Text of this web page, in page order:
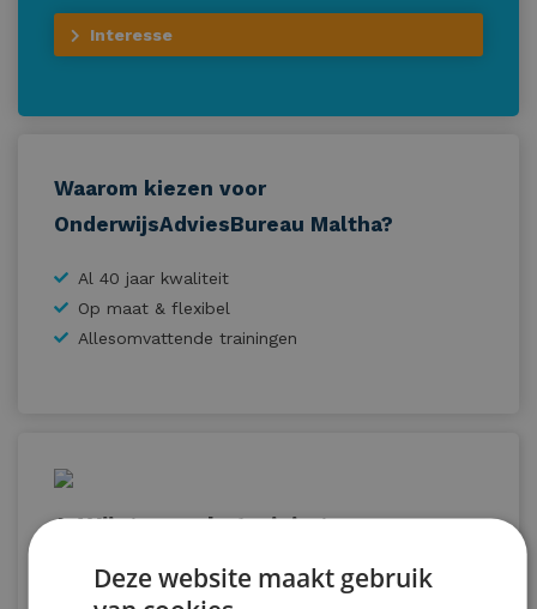
Interesse
Waarom kiezen voor
OnderwijsAdviesBureau Maltha?
Al 40 jaar kwaliteit
Op maat & flexibel
Allesomvattende trainingen
1. Wij geven de trainingen op uw
Deze website maakt gebruik